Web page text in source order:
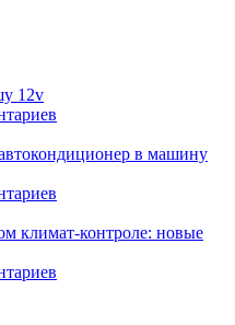
12v
в машину
климат-контроле: новые